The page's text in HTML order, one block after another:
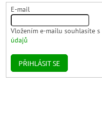
E-mail
Vložením e-mailu souhlasíte s
údajů
PŘIHLÁSIT SE